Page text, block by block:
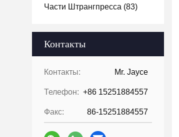
Части Штрангпресса (83)
Контакты
Контакты: Mr. Jayce
Телефон: +86 15251884557
Факс: 86-15251884557